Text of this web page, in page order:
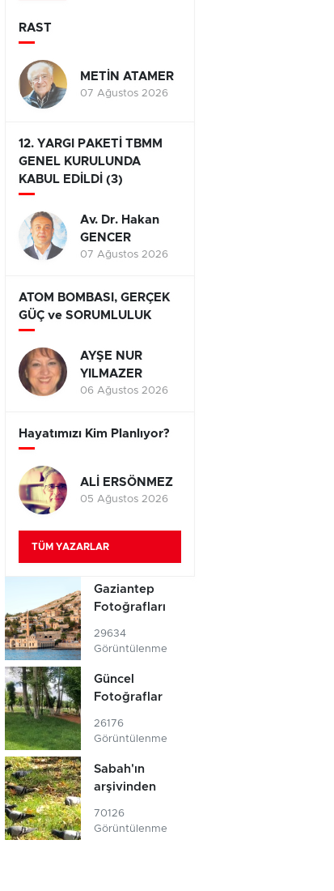
RAST
METİN ATAMER
07 Ağustos 2026
12. YARGI PAKETİ TBMM
GENEL KURULUNDA
KABUL EDİLDİ (3)
Av. Dr. Hakan
GENCER
07 Ağustos 2026
ATOM BOMBASI, GERÇEK
GÜÇ ve SORUMLULUK
AYŞE NUR
YILMAZER
06 Ağustos 2026
Hayatımızı Kim Planlıyor?
ALİ ERSÖNMEZ
05 Ağustos 2026
TÜM YAZARLAR
Gaziantep
Fotoğrafları
29634
Görüntülenme
Güncel
Fotoğraflar
26176
Görüntülenme
Sabah'ın
arşivinden
70126
Görüntülenme